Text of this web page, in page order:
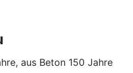
aus Beton 150 Jahre